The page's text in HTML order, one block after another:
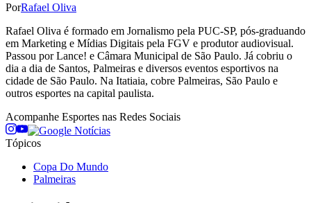
PorRafael Oliva
Rafael Oliva é formado em Jornalismo pela PUC-SP, pós-graduando
em Marketing e Mídias Digitais pela FGV e produtor audiovisual.
Passou por Lance! e Câmara Municipal de São Paulo. Já cobriu o
dia a dia de Santos, Palmeiras e diversos eventos esportivos na
cidade de São Paulo. Na Itatiaia, cobre Palmeiras, São Paulo e
outros esportes na capital paulista.
Acompanhe Esportes nas Redes Sociais
Tópicos
Copa Do Mundo
Palmeiras